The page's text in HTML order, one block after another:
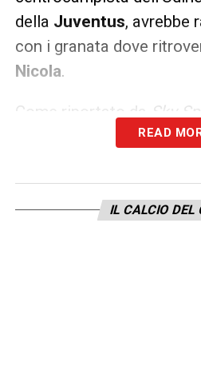
della Juventus, avrebbe
con i granata dove
Nicola.
Come riportato da Sky
Udinese e Torino.
granata: il
la sua volontà di vestire
READ
IL CALCIO DEL